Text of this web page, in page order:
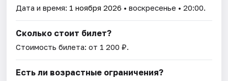
Дата и время: 1 ноября 2026 • воскресенье • 20:00.
Сколько стоит билет?
Стоимость билета: от 1 200 ₽.
Есть ли возрастные ограничения?